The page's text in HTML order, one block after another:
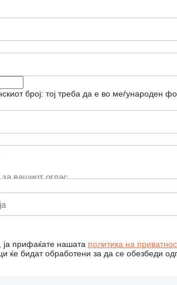
број: тој треба да е во меѓународен
ја прифаќате нашата политика на
ќе бидат обработени за да се обезбеди